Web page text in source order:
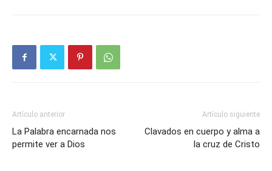
Artículo anterior
La Palabra encarnada nos
permite ver a Dios
Artículo siguiente
Clavados en cuerpo y alma a
la cruz de Cristo